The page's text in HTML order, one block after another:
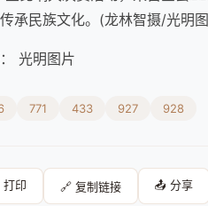
承民族文化。(龙林智摄/光明
光明图片
771 433 927 928
印 🔗 复制链接 📤 分享